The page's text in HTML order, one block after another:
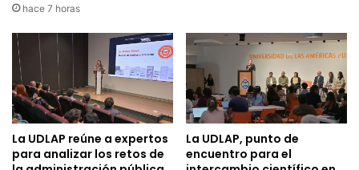
hace 7 horas
La UDLAP reúne a expertos
para analizar los retos de
La UDLAP, punto de
encuentro para el